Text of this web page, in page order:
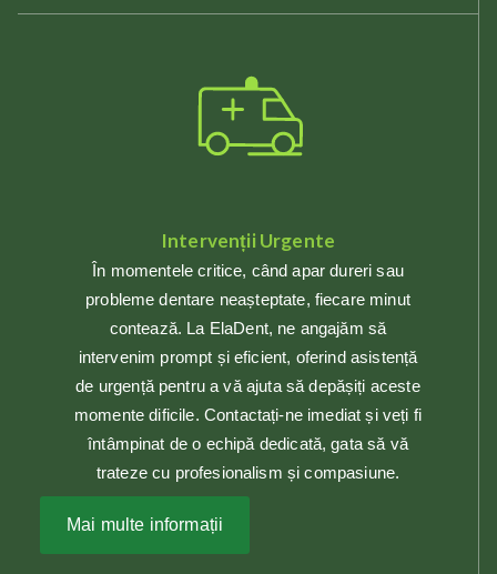
Intervenții Urgente
În momentele critice, când apar dureri sau
probleme dentare neașteptate, fiecare minut
contează. La ElaDent, ne angajăm să
intervenim prompt și eficient, oferind asistență
de urgență pentru a vă ajuta să depășiți aceste
momente dificile. Contactați-ne imediat și veți fi
întâmpinat de o echipă dedicată, gata să vă
trateze cu profesionalism și compasiune.
Mai multe informații